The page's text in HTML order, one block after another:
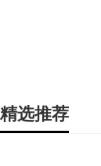
精选推荐